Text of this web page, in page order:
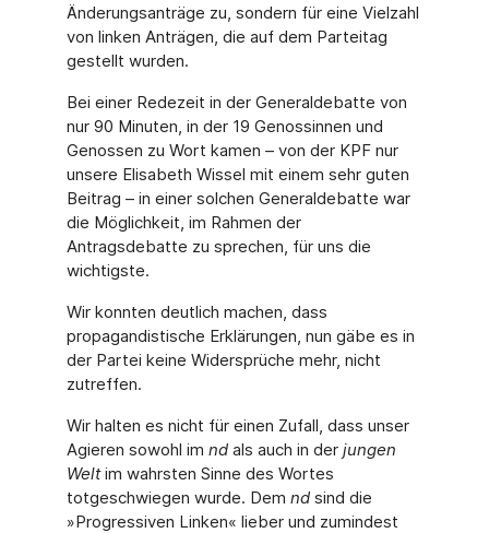
Änderungsanträge zu, sondern für eine Vielzahl
von linken Anträgen, die auf dem Parteitag
gestellt wurden.
Bei einer Redezeit in der Generaldebatte von
nur 90 Minuten, in der 19 Genossinnen und
Genossen zu Wort kamen – von der KPF nur
unsere Elisabeth Wissel mit einem sehr guten
Beitrag – in einer solchen Generaldebatte war
die Möglichkeit, im Rahmen der
Antragsdebatte zu sprechen, für uns die
wichtigste.
Wir konnten deutlich machen, dass
propagandistische Erklärungen, nun gäbe es in
der Partei keine Widersprüche mehr, nicht
zutreffen.
Wir halten es nicht für einen Zufall, dass unser
Agieren sowohl im ndals auch in der jungen
Weltim wahrsten Sinne des Wortes
totgeschwiegen wurde. Dem ndsind die
»Progressiven Linken« lieber und zumindest